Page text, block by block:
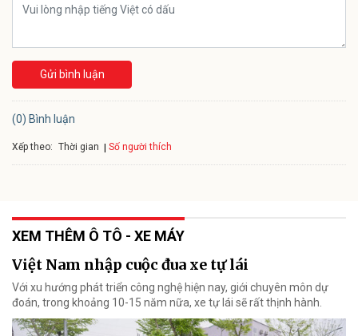
Gửi bình luận
(0) Bình luận
Xếp theo: Thời gian Số người thích
XEM THÊM Ô TÔ - XE MÁY
Việt Nam nhập cuộc đua xe tự lái
Với xu hướng phát triển công nghệ hiện nay, giới chuyên môn dự
đoán, trong khoảng 10-15 năm nữa, xe tự lái sẽ rất thịnh hành.